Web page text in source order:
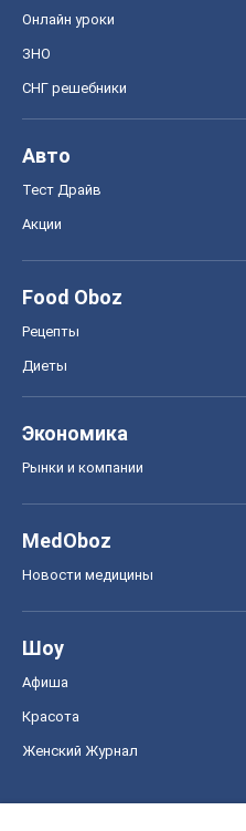
Онлайн уроки
ЗНО
СНГ решебники
Авто
Тест Драйв
Акции
Food Oboz
Рецепты
Диеты
Экономика
Рынки и компании
MedOboz
Новости медицины
Шоу
Афиша
Красота
Женский Журнал